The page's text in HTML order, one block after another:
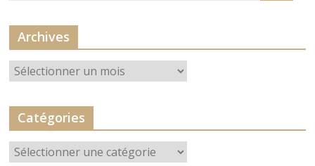
Archives
Archives
Catégories
Catégories